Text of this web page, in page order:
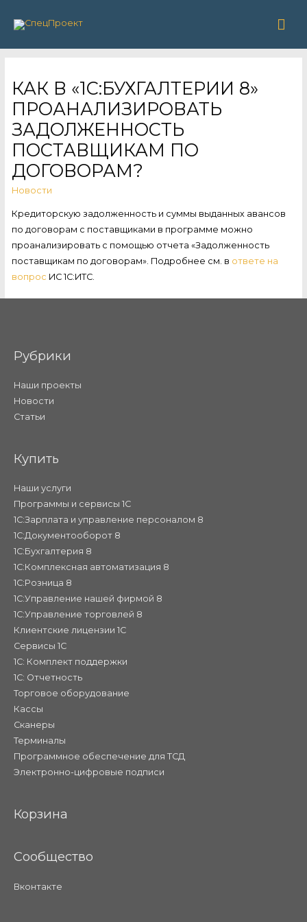
КАК В «1С:БУХГАЛТЕРИИ 8»
ПРОАНАЛИЗИРОВАТЬ
ЗАДОЛЖЕННОСТЬ
ПОСТАВЩИКАМ ПО
ДОГОВОРАМ?
Новости
Кредиторскую задолженность и суммы выданных авансов
по договорам с поставщиками в программе можно
проанализировать с помощью отчета «Задолженность
поставщикам по договорам». Подробнее см. в ответе на
вопрос ИС 1С:ИТС.
Рубрики
Наши проекты
Новости
Статьи
Купить
Наши услуги
Программы и сервисы 1С
1С:Зарплата и управление персоналом 8
1С:Документооборот 8
1С:Бухгалтерия 8
1С:Комплексная автоматизация 8
1С:Розница 8
1С:Управление нашей фирмой 8
1С:Управление торговлей 8
Клиентские лицензии 1С
Сервисы 1С
1С: Комплект поддержки
1С: Отчетность
Торговое оборудование
Кассы
Сканеры
Терминалы
Программное обеспечение для ТСД
Электронно-цифровые подписи
Корзина
Сообщество
Вконтакте